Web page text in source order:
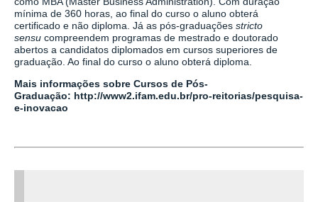
mínima de 360 horas, ao final do curso o aluno obterá
certificado e não diploma. Já as pós-graduações stricto
sensu compreendem programas de mestrado e doutorado
abertos a candidatos diplomados em cursos superiores de
graduação. Ao final do curso o aluno obterá diploma.
Mais informações sobre Cursos de Pós-
Graduação: http://www2.ifam.edu.br/pro-reitorias/pesquisa-
e-inovacao